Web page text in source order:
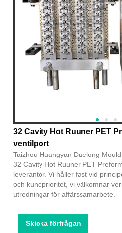
32 Cavity Hot Ruuner PET
ventilport
Taizhou Huangyan Daelong
32 Cavity Hot Ruuner PET
leverantör. Vi håller fast vid
och kundprioritet, vi välkomnar
utredningar för affärssamarbete.
Skicka förfrågan